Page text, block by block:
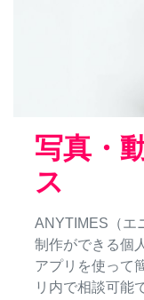
写真・
ス
ANYTIMES（エ
制作ができる個
アプリを使って
リ内で相談可能